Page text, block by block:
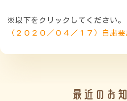
※以下をクリックしてください。
（２０２０／０４／１７）自粛要
最近のお